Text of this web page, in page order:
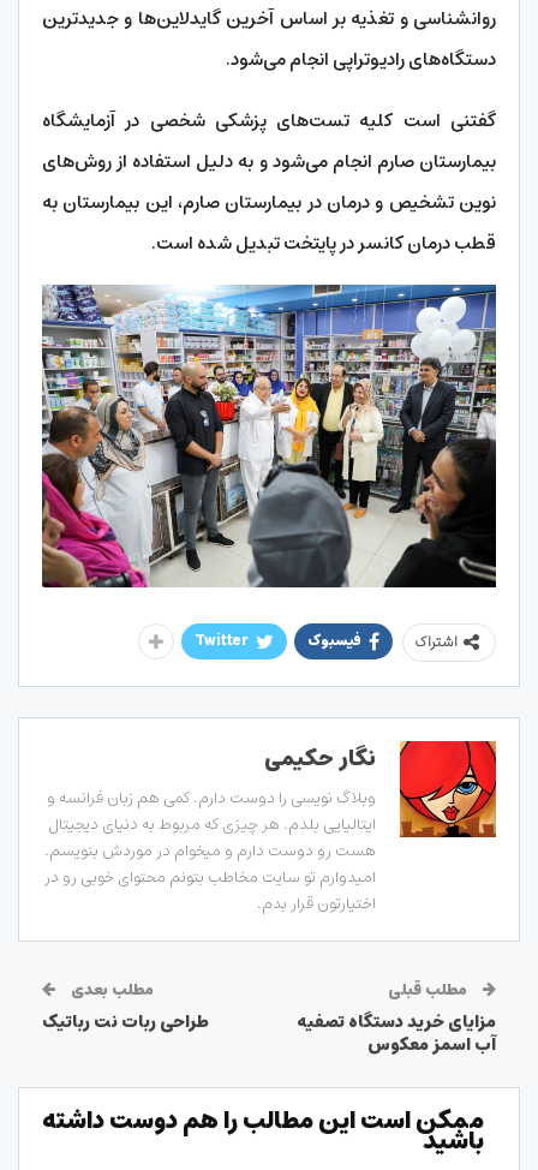
روانشناسی و تغذیه بر اساس آخرین گایدلاین‌ها و جدیدترین
دستگاه‌های رادیوتراپی انجام می‌شود.
گفتنی است کلیه تست‌های پزشکی شخصی در آزمایشگاه
بیمارستان صارم انجام می‌شود و به دلیل استفاده از روش‌های
نوین تشخیص و درمان در بیمارستان صارم، این بیمارستان به
قطب درمان کانسر در پایتخت تبدیل شده است.
اشتراک فیسبوک Twitter
نگار حکیمی
وبلاگ نویسی را دوست دارم. کمی هم زبان فرانسه و
ایتالیایی بلدم. هر چیزی که مربوط به دنیای دیجیتال
هست رو دوست دارم و میخوام در موردش بنویسم.
امیدوارم تو سایت مخاطب بتونم محتوای خوبی رو در
اختیارتون قرار بدم.
مطلب قبلی
مزایای خرید دستگاه تصفیه
آب اسمز معکوس
مطلب بعدی
طراحی ربات نت رباتیک
ممکن است این مطالب را هم دوست داشته
باشید